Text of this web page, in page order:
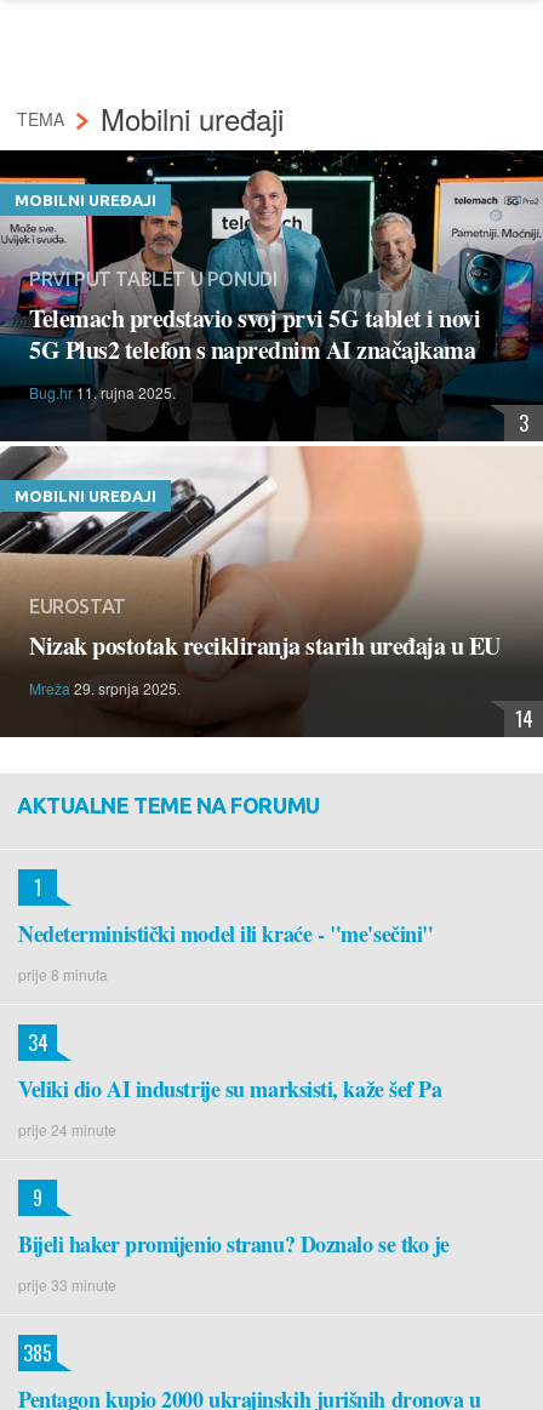
TEMA Mobilni uređaji
MOBILNI UREĐAJI
PRVI PUT TABLET U PONUDI
Telemach predstavio svoj prvi 5G tablet i novi
5G Plus2 telefon s naprednim AI značajkama
Bug.hr 11. rujna 2025.
3
MOBILNI UREĐAJI
EUROSTAT
Nizak postotak recikliranja starih uređaja u EU
Mreža 29. srpnja 2025.
14
AKTUALNE TEME NA FORUMU
Nedeterministički model ili kraće - "me'sečini"
prije 8 minuta
1
Veliki dio AI industrije su marksisti, kaže šef Pa
prije 24 minute
34
Bijeli haker promijenio stranu? Doznalo se tko je
prije 33 minute
9
Pentagon kupio 2000 ukrajinskih jurišnih dronova u
385